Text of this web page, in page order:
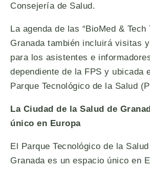
Consejería de Salud.
La agenda de las “BioMed & Tech
Granada también incluirá visitas
para los asistentes e
dependiente de la FPS y ubicada
Parque Tecnológico de la Salud
La Ciudad de la Salud de
único en Europa
El Parque Tecnológico de la
Granada es un espacio único en